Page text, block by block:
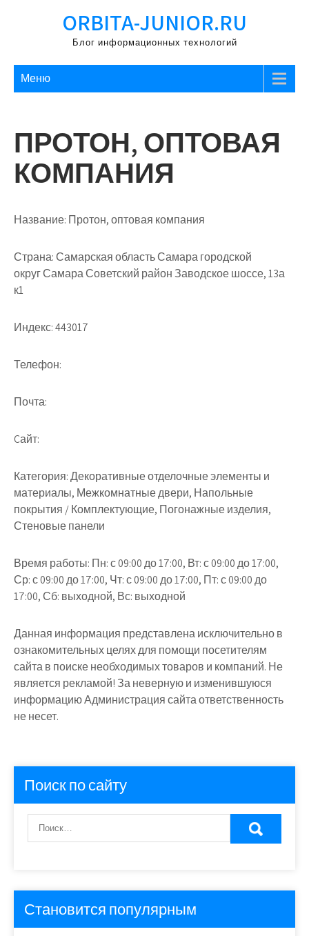
ORBITA-JUNIOR.RU
Блог информационных технологий
Меню
ПРОТОН, ОПТОВАЯ
КОМПАНИЯ
Название: Протон, оптовая компания
Страна:Самарская область Самара городской
округ Самара Советский район Заводское шоссе, 13а
к1
Индекс:443017
Телефон:
Почта:
Cайт:
Категория:Декоративные отделочные элементы и
материалы, Межкомнатные двери, Напольные
покрытия / Комплектующие, Погонажные изделия,
Стеновые панели
Время работы: Пн: с 09:00 до 17:00, Вт: с 09:00 до 17:00,
Ср: с 09:00 до 17:00, Чт: с 09:00 до 17:00, Пт: с 09:00 до
17:00, Сб: выходной, Вс: выходной
Данная информация представлена исключительно в
ознакомительных целях для помощи посетителям
сайта в поиске необходимых товаров и компаний. Не
является рекламой! За неверную и изменившуюся
информацию Администрация сайта ответственность
не несет.
Поиск по сайту
Становится популярным